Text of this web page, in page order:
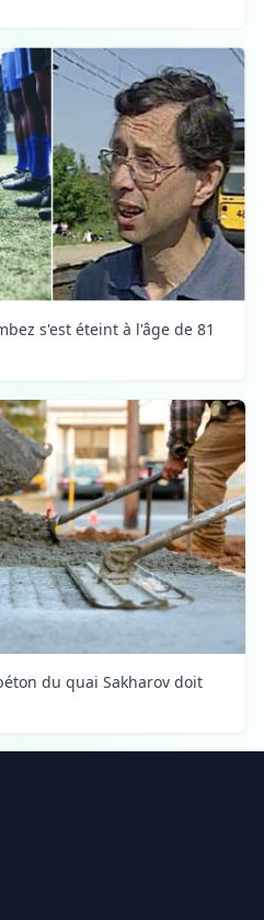
s'est éteint à l'âge de 81
du quai Sakharov doit